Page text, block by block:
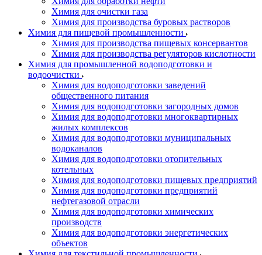
Химия для очистки газа
Химия для производства буровых растворов
Химия для пищевой промышленности
Химия для производства пищевых консервантов
Химия для производства регуляторов кислотности
Химия для промышленной водоподготовки и
водоочистки
Химия для водоподготовки заведений
общественного питания
Химия для водоподготовки загородных домов
Химия для водоподготовки многоквартирных
жилых комплексов
Химия для водоподготовки муниципальных
водоканалов
Химия для водоподготовки отопительных
котельных
Химия для водоподготовки пищевых предприятий
Химия для водоподготовки предприятий
нефтегазовой отрасли
Химия для водоподготовки химических
производств
Химия для водоподготовки энергетических
объектов